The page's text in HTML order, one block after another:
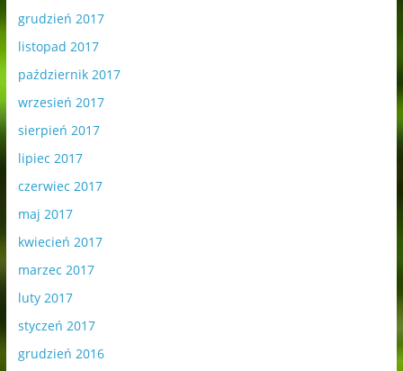
grudzień 2017
listopad 2017
październik 2017
wrzesień 2017
sierpień 2017
lipiec 2017
czerwiec 2017
maj 2017
kwiecień 2017
marzec 2017
luty 2017
styczeń 2017
grudzień 2016